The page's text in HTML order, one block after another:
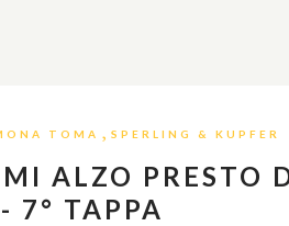
TOMA , SPERLING & KUPFER
ALZO PRESTO
7° TAPPA